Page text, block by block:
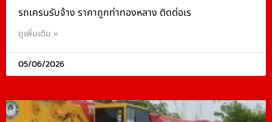
รถเครนรับจ้าง ราคาถูกท่าทองหลาง ติดต่อเร
ดูเพิ่มเติม »
05/06/2026